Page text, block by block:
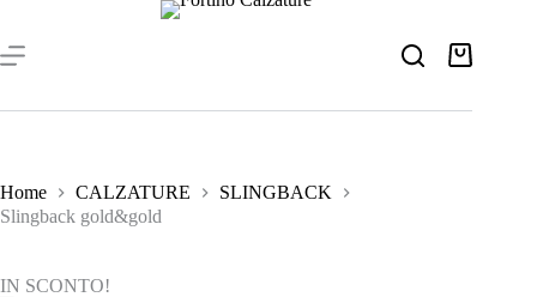
contenuto
Carrello
Home CALZATURE
SLINGBACK
Slingback gold&gold
IN SCONTO!